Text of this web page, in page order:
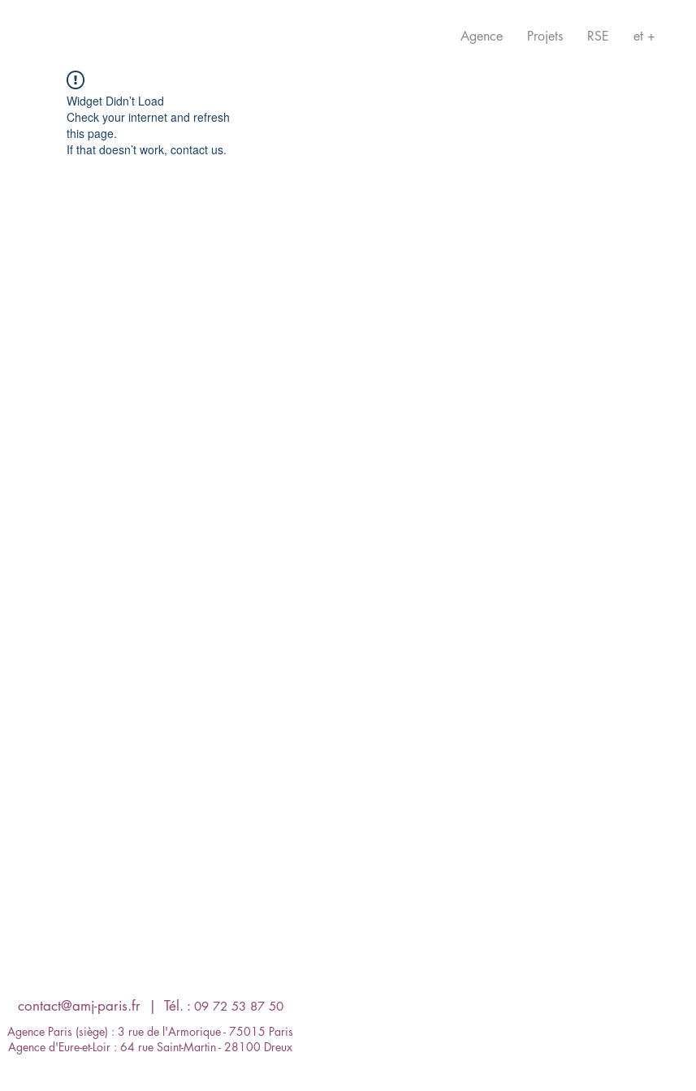
Agence Projets RSE et +
Widget Didn’t Load
Check your internet and refresh
this page.
If that doesn’t work, contact us.
contact@amj-paris.fr​ | Tél. : 09 72 53 87 50
Agence Paris (siège) : 3 rue de l'Armorique - 75015 Paris
Agence d'Eure-et-Loir : 64 rue Saint-Martin - 28100 Dreux